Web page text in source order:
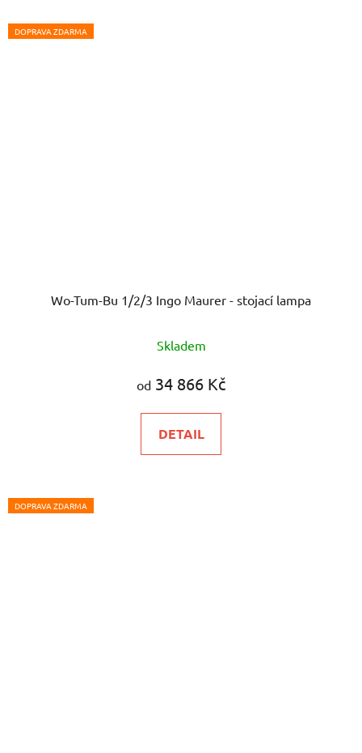
DOPRAVA ZDARMA
Wo-Tum-Bu 1/2/3 Ingo Maurer - stojací lampa
Skladem
od 34 866 Kč
DETAIL
DOPRAVA ZDARMA